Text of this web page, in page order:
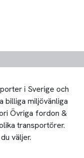
i Sverige och
billiga miljövänliga
Övriga fordon &
transportörer.
väljer.